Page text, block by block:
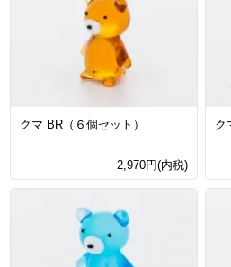
クマ BR（６個セット）
2,970円(内税)
ク